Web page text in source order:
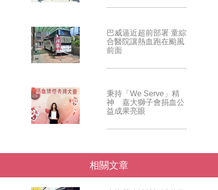
巴威逼近超前部署 童綜
合醫院讓熱血跑在颱風
前面
秉持「We Serve」精
神 嘉大獅子會捐血公
益成果亮眼
相關文章